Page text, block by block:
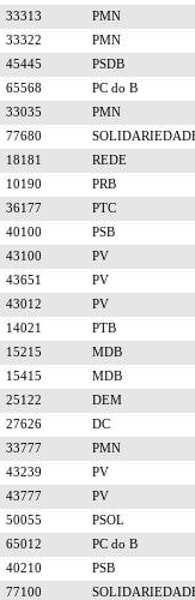
33313
PMN
33322
PMN
45445
PSDB
65568
PC do B
33035
PMN
77680
18181
REDE
10190
PRB
36177
PTC
40100
PSB
43100
PV
43651
PV
43012
PV
14021
PTB
15215
MDB
15415
MDB
25122
DEM
27626
DC
33777
PMN
43239
PV
43777
PV
50055
PSOL
65012
PC do B
40210
PSB
77100